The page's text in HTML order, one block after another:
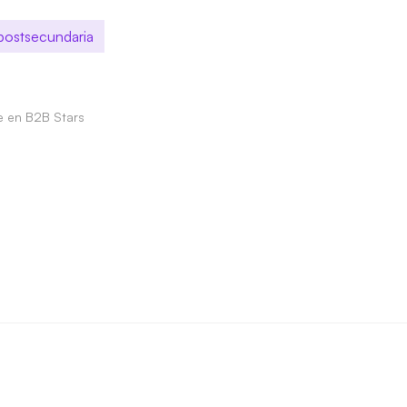
en B2B Stars